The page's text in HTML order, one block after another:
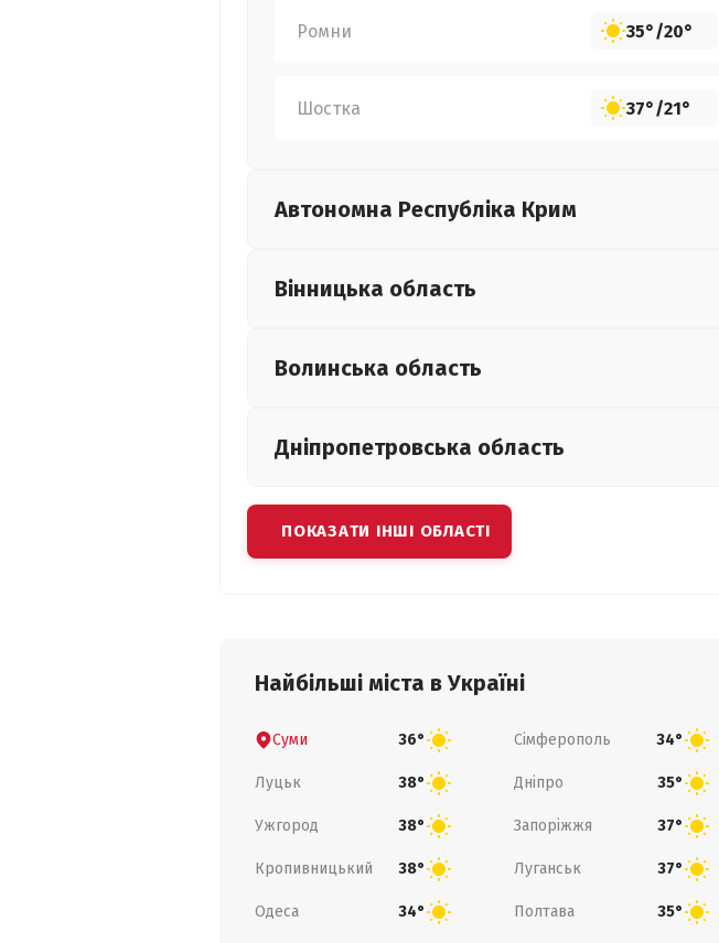
Ромни 35°/20°
Шостка 37°/21°
Автономна Республіка Крим
Вінницька область
Волинська область
Дніпропетровська область
ПОКАЗАТИ ІНШІ ОБЛАСТІ
Найбільші міста в Україні
Суми 36° Сімферополь 34°
Луцьк 38° Дніпро 35°
Ужгород 38° Запоріжжя 37°
Кропивницький 38° Луганськ 37°
Одеса 34° Полтава 35°